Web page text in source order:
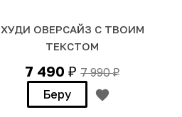
ХУДИ ОВЕРСАЙЗ С ТВОИМ
ТЕКСТОМ
7 490₽ 7 990₽
Беру